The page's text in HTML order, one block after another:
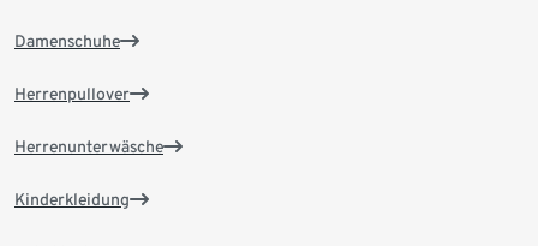
Damenschuhe
Herrenpullover
Herrenunterwäsche
Kinderkleidung